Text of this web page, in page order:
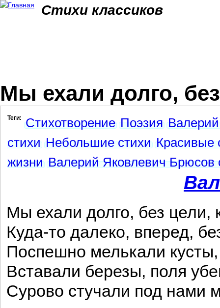
Стихи классиков
Мы ехали долго,
Теги: Стихотворение Поэзия
стихи Небольшие стихи Красивые
жизни Валерий Яковлевич Брюсов
Мы ехали долго, без цели,
Куда-то далеко, вперед,
Поспешно мелькали кусты,
Вставали березы, поля
Сурово стучали под нами